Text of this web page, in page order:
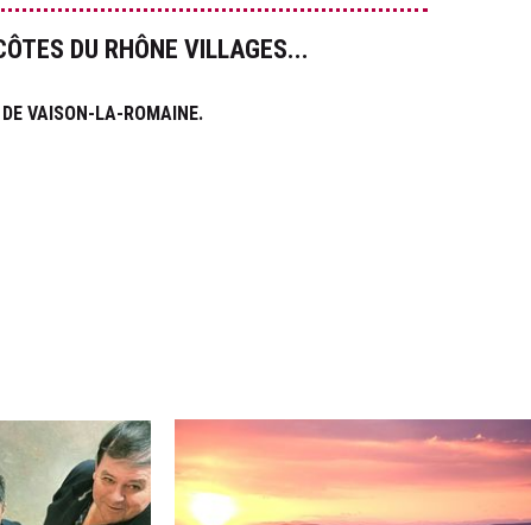
DU RHÔNE VILLAGES...
VAISON-LA-ROMAINE.